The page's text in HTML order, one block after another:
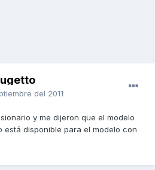
del 2011
y me dijeron que el modelo
está disponible para el modelo con